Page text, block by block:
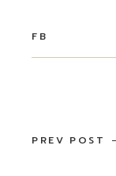
FB
PREV POST